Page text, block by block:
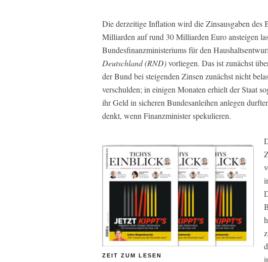
Die derzeitige Inflation wird die Zinsausgaben des
Milliarden auf rund 30 Milliarden Euro ansteigen
Bundesfinanzministeriums für den
Deutschland (RND)vorliegen. Das ist zunächst
der Bund bei steigenden Zinsen zunächst nicht
verschulden; in einigen Monaten erhielt der Staat
ihr Geld in sicheren Bundesanleihen anlegen
denkt, wenn Finanzminister spekulieren.
ZEIT ZUM LESEN